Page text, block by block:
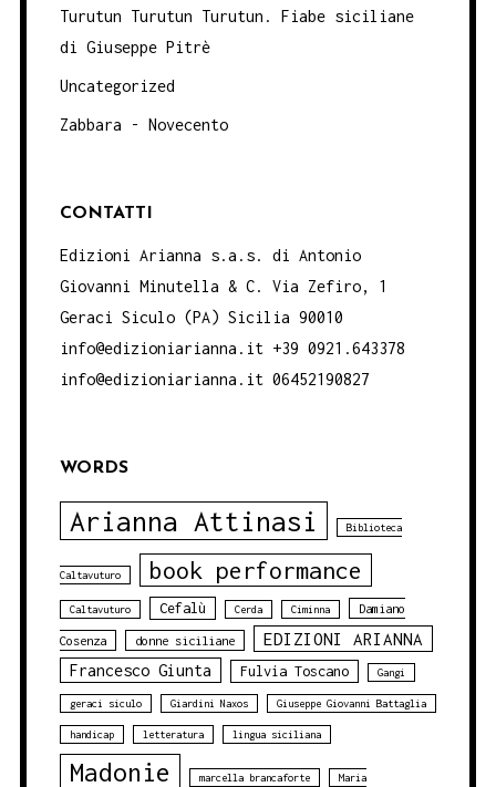
Turutun Turutun Turutun. Fiabe siciliane
di Giuseppe Pitrè
Uncategorized
Zabbara - Novecento
CONTATTI
Edizioni Arianna s.a.s. di Antonio
Giovanni Minutella & C. Via Zefiro, 1
Geraci Siculo (PA) Sicilia 90010
info@edizioniarianna.it +39 0921.643378
info@edizioniarianna.it 06452190827
WORDS
Arianna Attinasi Biblioteca
Caltavuturo book performance
Caltavuturo Cefalù Cerda Ciminna Damiano
Cosenza donne siciliane EDIZIONI ARIANNA
Francesco Giunta Fulvia Toscano Gangi
geraci siculo Giardini Naxos Giuseppe Giovanni Battaglia
handicap letteratura lingua siciliana
Madonie marcella brancaforte Maria